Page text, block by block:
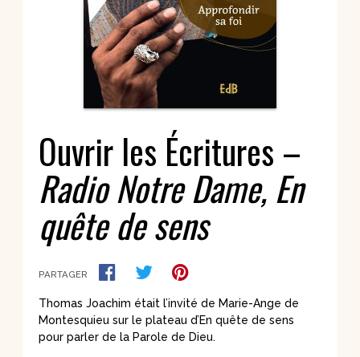
Ouvrir les Écritures –
Radio Notre Dame, En
quête de sens
PARTAGER
Thomas Joachim était l’invité de Marie-Ange de
Montesquieu sur le plateau d’En quête de sens
pour parler de la Parole de Dieu.